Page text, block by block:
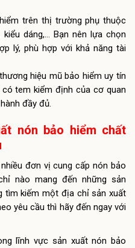
trên thị trường phụ thuộc
dáng,… Bạn nên lựa chọn
lý, phù hợp với khả năng tài
hiệu mũ bảo hiểm uy tín
tem kiểm định của cơ quan
đầy đủ.
nón bảo hiểm chất
đơn vị cung cấp nón bảo
nào mang đến những sản
tìm kiếm một địa chỉ sản xuất
yêu cầu thì hãy đến ngay với
lĩnh vực sản xuất nón bảo